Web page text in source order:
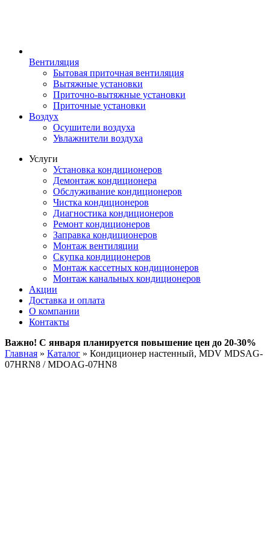
Вентиляция
Бытовая приточная вентиляция
Вытяжные установки
Приточно-вытяжные установки
Приточные установки
Воздух
Осушители воздуха
Увлажнители воздуха
Услуги
Установка кондиционеров
Демонтаж кондиционера
Обслуживание кондиционеров
Чистка кондиционеров
Диагностика кондиционеров
Ремонт кондиционеров
Заправка кондиционеров
Монтаж вентиляции
Скупка кондиционеров
Монтаж кассетных кондиционеров
Монтаж канальных кондиционеров
Акции
Доставка и оплата
О компании
Контакты
Важно! С января планируется повышение цен до 20-30%
Главная » Каталог » Кондиционер настенный, MDV MDSAG-
07HRN8 / MDOAG-07HN8